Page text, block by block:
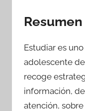
Estudiar es
adolescente
recoge
información,
atención,